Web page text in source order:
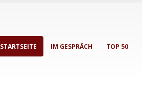
STARTSEITE IM GESPRÄCH TOP 50